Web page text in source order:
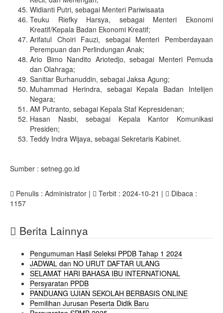
Widianti Putri, sebagai Menteri Pariwisaata
Teuku Riefky Harsya, sebagai Menteri Ekonomi
Kreatif/Kepala Badan Ekonomi Kreatif;
Arifatul Choiri Fauzi, sebagai Menteri Pemberdayaan
Perempuan dan Perlindungan Anak;
Ario Bimo Nandito Ariotedjo, sebagai Menteri Pemuda
dan Olahraga;
Sanitiar Burhanuddin, sebagai Jaksa Agung;
Muhammad Herindra, sebagai Kepala Badan Intelijen
Negara;
AM Putranto, sebagai Kepala Staf Kepresidenan;
Hasan Nasbi, sebagai Kepala Kantor Komunikasi
Presiden;
Teddy Indra Wijaya, sebagai Sekretaris Kabinet.
Sumber : setneg.go.id
Penulis : Administrator | Terbit : 2024-10-21 |
Dibaca :
1157
Berita Lainnya
Pengumuman Hasil Seleksi PPDB Tahap 1 2024
JADWAL dan NO URUT DAFTAR ULANG
SELAMAT HARI BAHASA IBU INTERNATIONAL
Persyaratan PPDB
PANDUANG UJIAN SEKOLAH BERBASIS ONLINE
Pemilihan Jurusan Peserta Didik Baru